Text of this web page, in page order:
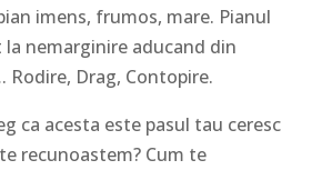
imens, frumos, mare. Pianul
nemarginire aducand din
Rodire, Drag, Contopire.
ca acesta este pasul tau ceresc
recunoastem? Cum te